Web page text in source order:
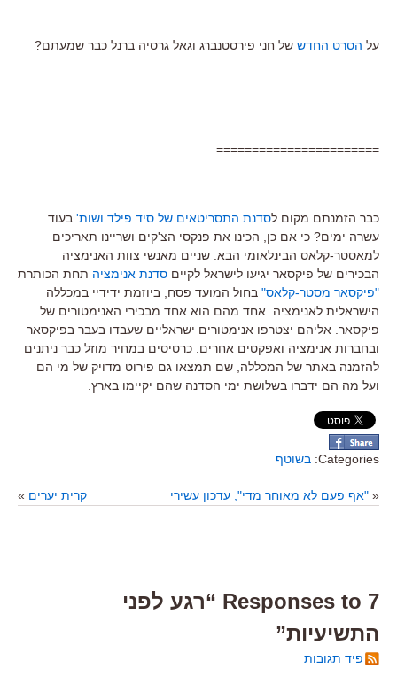
על הסרט החדש של חני פירסטנברג וגאל גרסיה ברנל כבר שמעתם?
=======================
כבר הזמנתם מקום לסדנת התסריטאים של סיד פילד ושות' בעוד
עשרה ימים? כי אם כן, הכינו את פנקסי הצ'קים ושריינו תאריכים
למאסטר-קלאס הבינלאומי הבא. שניים מאנשי צוות האנימציה
הבכירים של פיקסאר יגיעו לישראל לקיים סדנת אנימציה תחת הכותרת
"פיקסאר מסטר-קלאס" בחול המועד פסח, ביוזמת ידידיי במכללה
הישראלית לאנימציה. אחד מהם הוא אחד מבכירי האנימטורים של
פיקסאר. אליהם יצטרפו אנימטורים ישראליים שעבדו בעבר בפיקסאר
ובחברות אנימציה ואפקטים אחרים. כרטיסים במחיר מוזל כבר ניתנים
להזמנה באתר של המכללה, שם תמצאו גם פירוט מדויק של מי הם
ועל מה הם ידברו בשלושת ימי הסדנה שהם יקיימו בארץ.
Categories: בשוטף
« "אף פעם לא מאוחר מדי", עדכון עשירי קרית יערים »
7 Responses to “רגע לפני
התשיעיות”
פיד תגובות